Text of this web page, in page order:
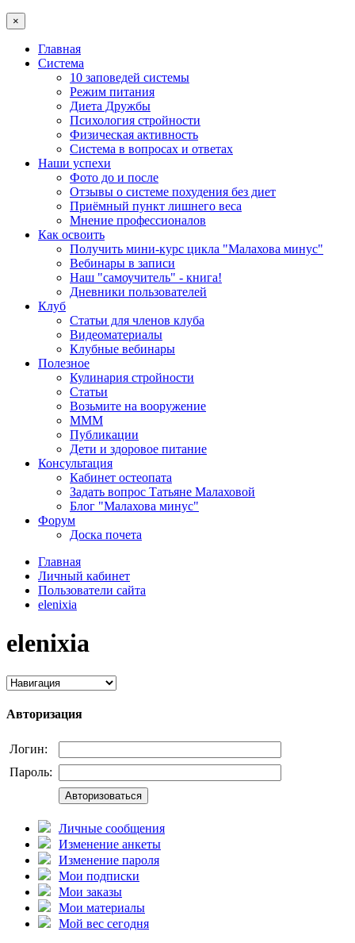
×
Главная
Система
10 заповедей системы
Режим питания
Диета Дружбы
Психология стройности
Физическая активность
Система в вопросах и ответах
Наши успехи
Фото до и после
Отзывы о системе похудения без диет
Приёмный пункт лишнего веса
Мнение профессионалов
Как освоить
Получить мини-курс цикла "Малахова минус"
Вебинары в записи
Наш "самоучитель" - книга!
Дневники пользователей
Клуб
Статьи для членов клуба
Видеоматериалы
Клубные вебинары
Полезное
Кулинария стройности
Статьи
Возьмите на вооружение
МММ
Публикации
Дети и здоровое питание
Консультация
Кабинет остеопата
Задать вопрос Татьяне Малаховой
Блог "Малахова минус"
Форум
Доска почета
Главная
Личный кабинет
Пользователи сайта
elenixia
elenixia
Авторизация
Логин:
Пароль:
Авторизоваться
Личные сообщения
Изменение анкеты
Изменение пароля
Мои подписки
Мои заказы
Мои материалы
Мой вес сегодня